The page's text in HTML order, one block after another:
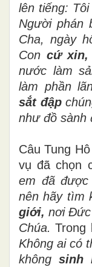
lên tiếng:
Người phán
Cha, ngày
Con cứ xin,
nước làm
làm phần
sắt đập
như đồ sành
Câu Tung
vụ đã chọn
em đã được
nên hãy tìm
giới, nơi Đức
Chúa.Trong
Không ai có
không sinh